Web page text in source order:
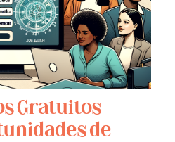
Gratuitos
de